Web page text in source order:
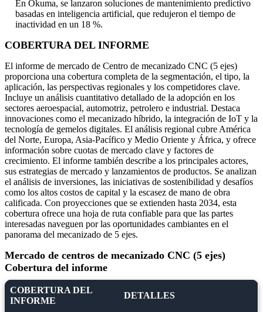
En Okuma, se lanzaron soluciones de mantenimiento predictivo
basadas en inteligencia artificial, que redujeron el tiempo de
inactividad en un 18 %.
COBERTURA DEL INFORME
El informe de mercado de Centro de mecanizado CNC (5 ejes)
proporciona una cobertura completa de la segmentación, el tipo, la
aplicación, las perspectivas regionales y los competidores clave.
Incluye un análisis cuantitativo detallado de la adopción en los
sectores aeroespacial, automotriz, petrolero e industrial. Destaca
innovaciones como el mecanizado híbrido, la integración de IoT y la
tecnología de gemelos digitales. El análisis regional cubre América
del Norte, Europa, Asia-Pacífico y Medio Oriente y África, y ofrece
información sobre cuotas de mercado clave y factores de
crecimiento. El informe también describe a los principales actores,
sus estrategias de mercado y lanzamientos de productos. Se analizan
el análisis de inversiones, las iniciativas de sostenibilidad y desafíos
como los altos costos de capital y la escasez de mano de obra
calificada. Con proyecciones que se extienden hasta 2034, esta
cobertura ofrece una hoja de ruta confiable para que las partes
interesadas naveguen por las oportunidades cambiantes en el
panorama del mecanizado de 5 ejes.
Mercado de centros de mecanizado CNC (5 ejes)
Cobertura del informe
COBERTURA DEL
INFORME
DETALLES